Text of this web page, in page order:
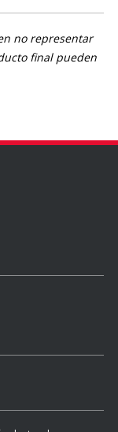
no representar
final pueden